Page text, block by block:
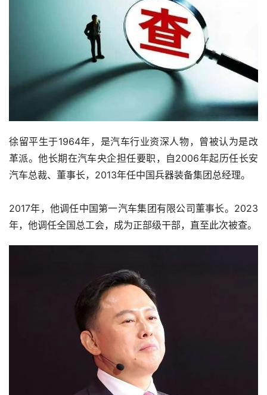
徐留平生于1964年，是汽车行业资深人物，曾被认为是改
革派。他长期在汽车央企担任要职，自2006年起历任长安
汽车总裁、董事长，2013年任中国兵器装备集团总经理。
2017年，他调任中国第一汽车集团有限公司董事长。2023
年，他调任全国总工会，成为正部级干部，直至此次被查。